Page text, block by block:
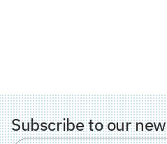
Subscribe to our